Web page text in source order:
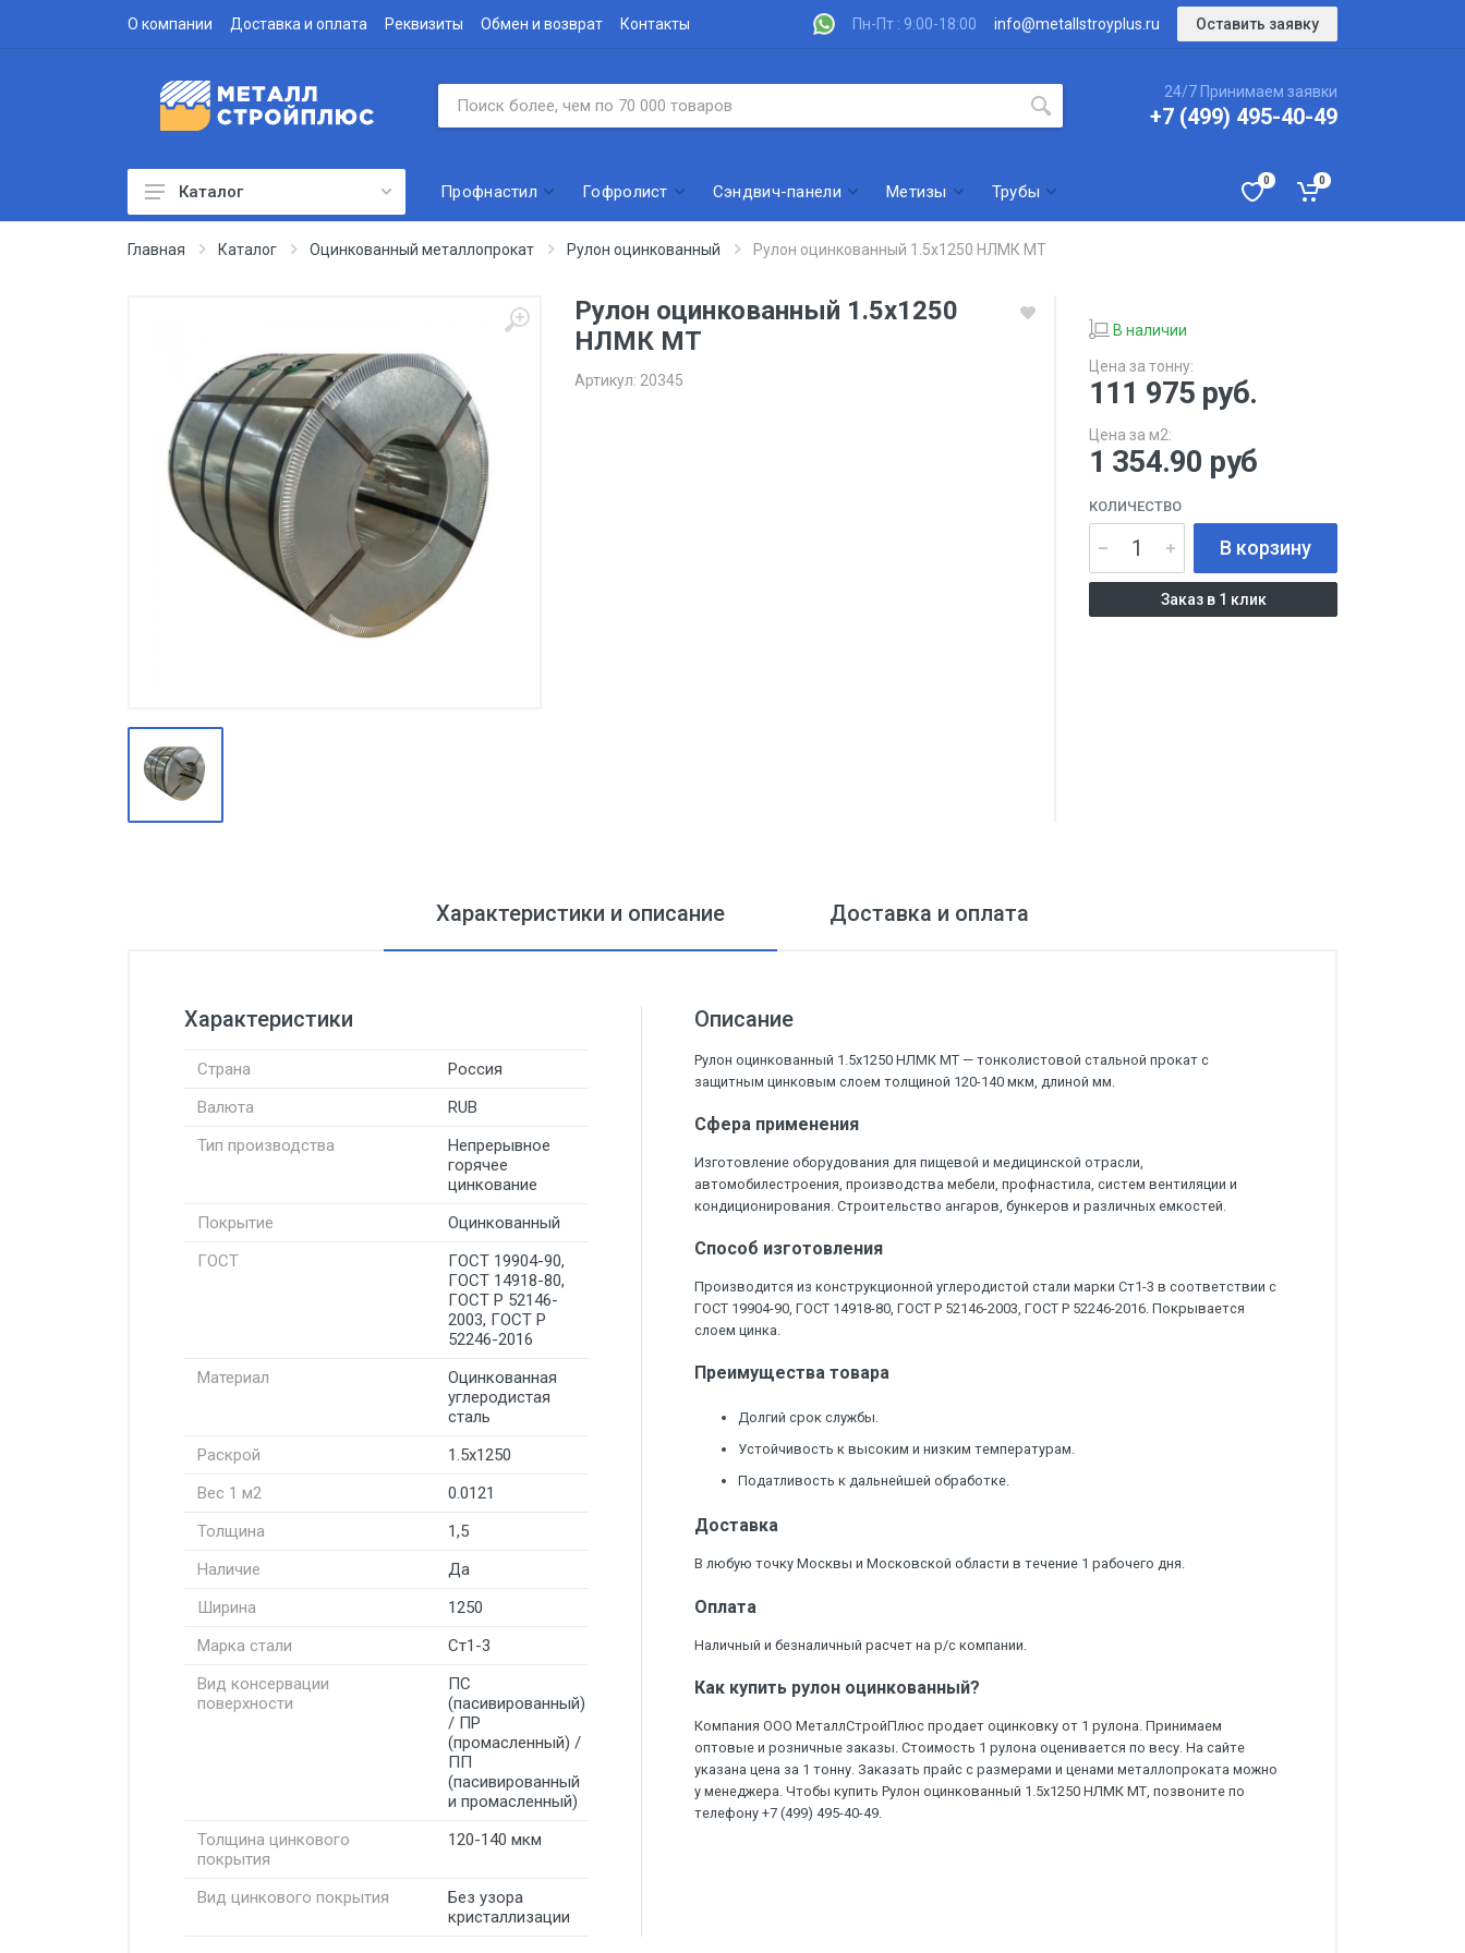
О компании Доставка и оплата Реквизиты Обмен и возврат Контакты Пн-Пт : 9:00-18:00 info@metallstroyplus.ru Оставить заявку
24/7 Принимаем заявки
+7 (499) 495-40-49
Профнастил
Металлочерепица
Гофролист
Сэндвич-панели
Метизы
Производство
Штакетник
Черный металлопрокат
Нержавеющий металлопрокат
метизы
Оцинкованный металлопрокат
Каталог Профнастил Гофролист Сэндвич-панели Метизы Трубы
0 0
Главная Каталог Оцинкованный металлопрокат Рулон оцинкованный Рулон оцинкованный 1.5х1250 НЛМК МТ
Рулон оцинкованный 1.5х1250
НЛМК МТ
Артикул: 20345
В наличии
Цена за тонну:
111 975 руб.
Цена за м2:
1 354.90 руб
КОЛИЧЕСТВО
В корзину
Заказ в 1 клик
Характеристики и описание Доставка и оплата
Характеристики
Страна
Россия
Валюта
RUB
Тип производства
Непрерывное
горячее
цинкование
Покрытие
Оцинкованный
ГОСТ
ГОСТ 19904-90,
ГОСТ 14918-80,
ГОСТ Р 52146-
2003, ГОСТ Р
52246-2016
Материал
Оцинкованная
углеродистая
сталь
Раскрой
1.5х1250
Вес 1 м2
0.0121
Толщина
1,5
Наличие
Да
Ширина
1250
Марка стали
Ст1-3
Вид консервации
поверхности
ПС
(пасивированный)
/ ПР
(промасленный) /
ПП
(пасивированный
и промасленный)
Толщина цинкового
покрытия
120-140 мкм
Вид цинкового покрытия
Без узора
кристаллизации
Описание
Рулон оцинкованный 1.5х1250 НЛМК МТ — тонколистовой стальной прокат с
защитным цинковым слоем толщиной 120-140 мкм, длиной мм.
Сфера применения
Изготовление оборудования для пищевой и медицинской отрасли,
автомобилестроения, производства мебели, профнастила, систем вентиляции и
кондиционирования. Строительство ангаров, бункеров и различных емкостей.
Способ изготовления
Производится из конструкционной углеродистой стали марки Ст1-3 в соответствии с
ГОСТ 19904-90, ГОСТ 14918-80, ГОСТ Р 52146-2003, ГОСТ Р 52246-2016. Покрывается
слоем цинка.
Преимущества товара
Долгий срок службы.
Устойчивость к высоким и низким температурам.
Податливость к дальнейшей обработке.
Доставка
В любую точку Москвы и Московской области в течение 1 рабочего дня.
Оплата
Наличный и безналичный расчет на р/с компании.
Как купить рулон оцинкованный?
Компания ООО МеталлСтройПлюс продает оцинковку от 1 рулона. Принимаем
оптовые и розничные заказы. Стоимость 1 рулона оценивается по весу. На сайте
указана цена за 1 тонну. Заказать прайс с размерами и ценами металлопроката можно
у менеджера. Чтобы купить Рулон оцинкованный 1.5х1250 НЛМК МТ, позвоните по
телефону +7 (499) 495-40-49.